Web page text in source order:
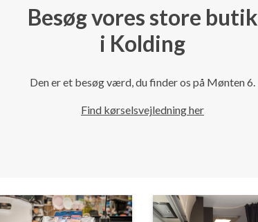
Besøg vores store butik
i Kolding
Den er et besøg værd, du finder os på Mønten 6.
Find kørselsvejledning her